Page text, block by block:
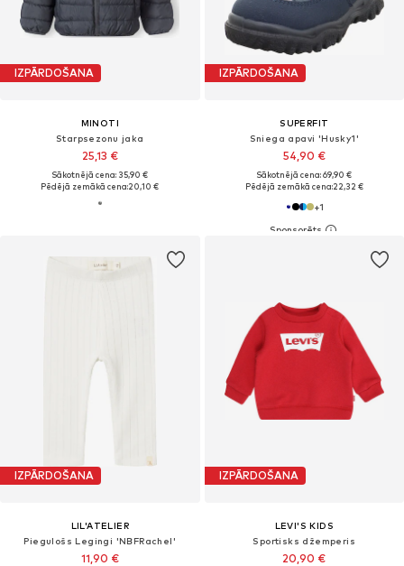
IZPĀRDOŠANA
MINOTI
Starpsezonu jaka
25,13 €
Sākotnējā cena: 35,90 €
Pēdējā zemākā cena:20,10 €
IZPĀRDOŠANA
SUPERFIT
Sniega apavi 'Husky1'
54,90 €
Sākotnējā cena: 69,90 €
Pēdējā zemākā cena:22,32 €
+1
IZPĀRDOŠANA
LIL'ATELIER
Piegulošs Legingi 'NBFRachel'
11,90 €
IZPĀRDOŠANA
LEVI'S KIDS
Sportisks džemperis
20,90 €